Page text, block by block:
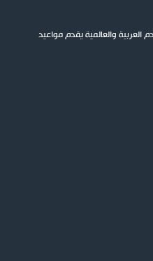
والعالمية يقدم مواعيد